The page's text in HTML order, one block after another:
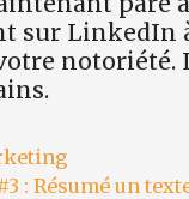
sur LinkedIn
notoriété.
: Résumé un